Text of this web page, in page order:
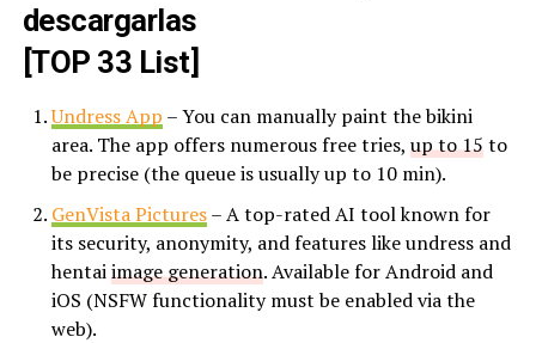
descargarlas
[TOP 33 List]
Undress App – You can manually paint the bikini
area. The app offers numerous free tries, up to 15to
be precise (the queue is usually up to 10 min).
GenVista Pictures– A top-rated AI tool known for
its security, anonymity, and features like undress and
hentaiimage generation. Available for Android and
iOS (NSFW functionality must be enabled via the
web).